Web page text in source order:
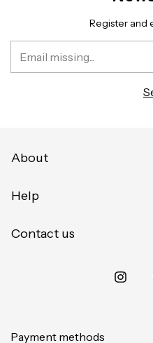
Register and
About
Help
Contact us
Payment methods